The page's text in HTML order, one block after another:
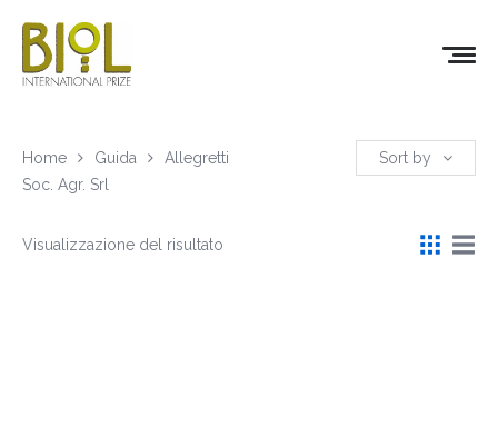
Home Guida
Allegretti
Soc. Agr. Srl
Sort by
Visualizzazione del risultato